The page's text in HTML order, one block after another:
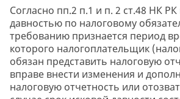
Согласно пп.2 п.1 и п. 2 ст.48 НК РК
давностью по налоговому
требованию признается период
которого налогоплательщик
обязан представить налоговую
вправе внести изменения и
налоговую отчетность или